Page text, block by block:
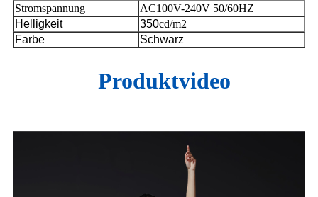
Stromspannung
AC100V-240V 50/60HZ
Helligkeit
350cd/m2
Farbe
Schwarz
Produktvideo